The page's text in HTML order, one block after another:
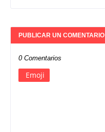
PUBLICAR UN COMENTARIO
0 Comentarios
Emoji